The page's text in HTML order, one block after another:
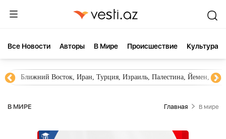
Все Новости Aвторы В Мире Происшествие Культура
Ближний Восток, Иран, Турция, Израиль, Палестина, Йемен,
В МИРЕ Главная В мире